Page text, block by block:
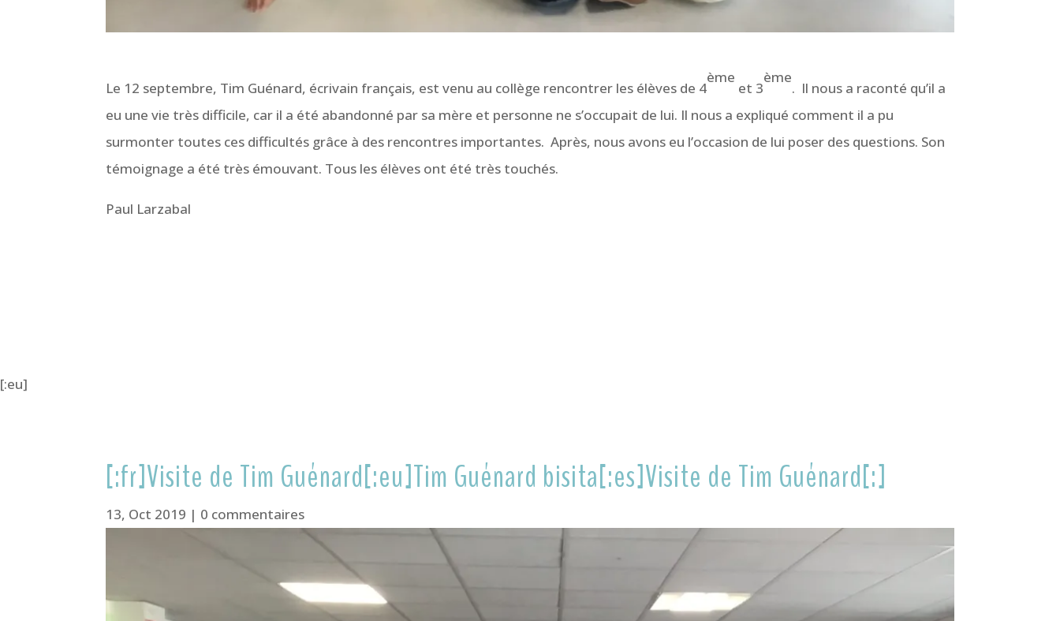
Le 12 septembre, Tim Guénard, écrivain français, est venu au collège rencontrer les élèves de 4
ème
et 3
ème
. Il nous a raconté qu’il a
eu une vie très difficile, car il a été abandonné par sa mère et personne ne s’occupait de lui. Il nous a expliqué comment il a pu
surmonter toutes ces difficultés grâce à des rencontres importantes. Après, nous avons eu l’occasion de lui poser des questions. Son
témoignage a été très émouvant. Tous les élèves ont été très touchés.
Paul Larzabal
[:eu]
[:fr]Visite de Tim Guénard[:eu]Tim Guénard bisita[:es]Visite de Tim Guénard[:]
13, Oct 2019 | 0 commentaires